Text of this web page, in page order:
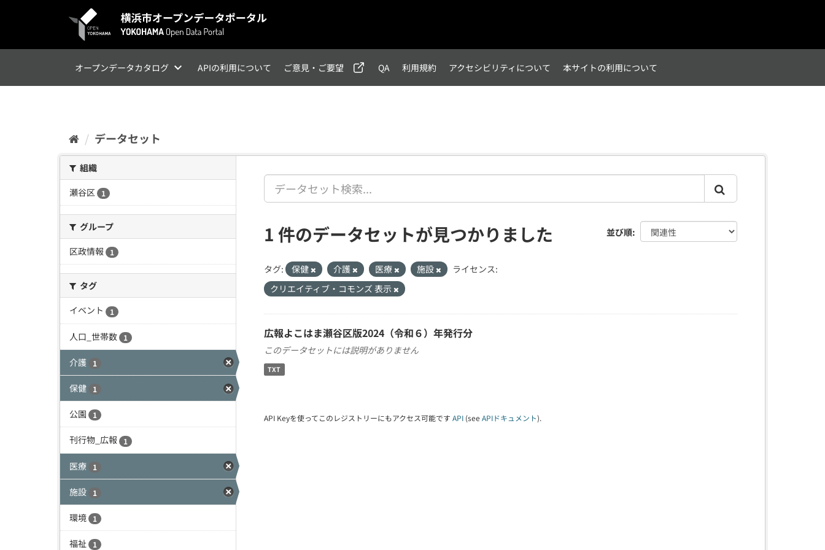
オープンデータカタログ APIの利用について ご意見・ご要望 QA 利用規約 アクセシビリティについて 本サイトの利用について
データセット
組織
瀬谷区
1
グループ
区政情報
1
タグ
イベント
1
人口_世帯数 1
介護 1
保健 1
公園 1
刊行物_広報 1
医療 1
施設 1
環境 1
福祉 1
並び順
1 件のデータセットが見つかりました
タグ: 保健 介護 医療 施設
ライセンス:
クリエイティブ・コモンズ 表示
広報よこはま瀬谷区版2024（令和６）年発行分
このデータセットには説明がありません
TXT
API Keyを使ってこのレジストリーにもアクセス可能です API (see APIドキュメント).